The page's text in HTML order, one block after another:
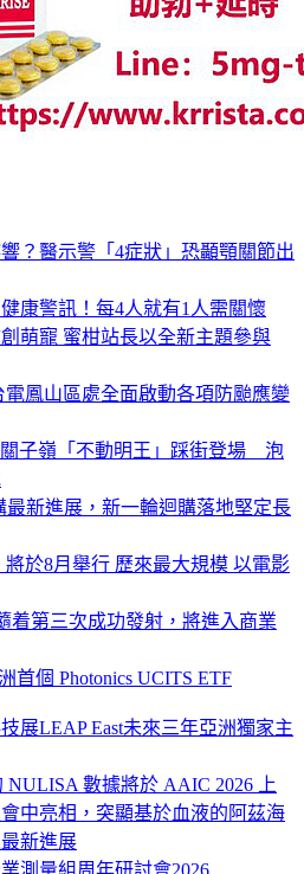
？醫示警「4症狀」恐顳顎關節出
康警訊！每4人就有1人需關懷
萌寵 蜜柑站長以全新主題參與
鳳山區處全面啟動各項防颱應變
子嶺「不動明王」踩街登場 泡
最新進展，新一輪迴購落地堅定長
將於8月舉行 歷來最大規模 以電影
着第三次成功發射，將進入商業
首個 Photonics UCITS ETF
展LEAP East未來三年亞洲獨家主
NULISA 數據將於 AAIC 2026 上
中亮相，突顯基於血液的阿茲海
新進展
測量組周年研討會2026